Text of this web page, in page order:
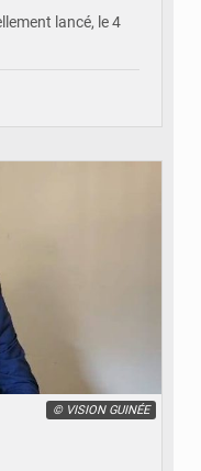
lancé, le 4
© VISION GUINÉE